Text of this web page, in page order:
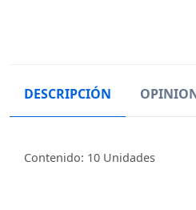
DESCRIPCIÓN
Contenido: 10 Unidades